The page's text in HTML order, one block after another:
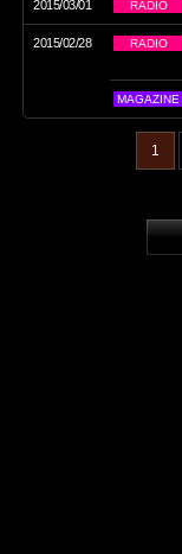
2015/03/01 RADIO
2015/02/28 RADIO
MAGAZINE
1